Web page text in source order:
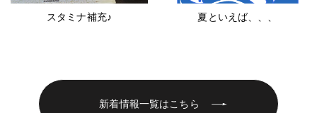
スタミナ補充♪ 夏といえば、、、
新着情報一覧はこちら